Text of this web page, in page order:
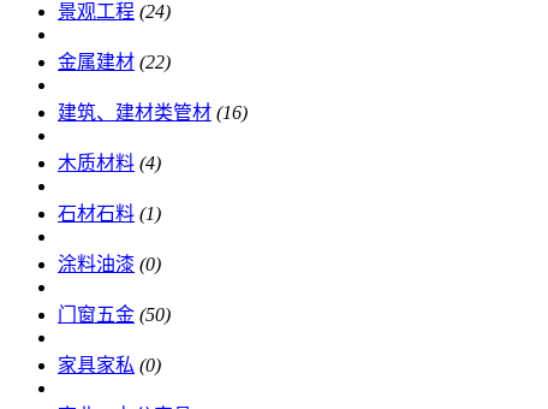
景观工程 (24)
金属建材 (22)
建筑、建材类管材 (16)
木质材料 (4)
石材石料 (1)
涂料油漆 (0)
门窗五金 (50)
家具家私 (0)